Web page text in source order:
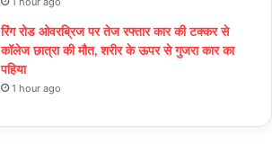
रिंग रोड ओवरब्रिज पर तेज रफ्तार कार की टक्कर से
कॉलेज छात्रा की मौत, शरीर के ऊपर से गुजरा कार का
पहिया
1 hour ago